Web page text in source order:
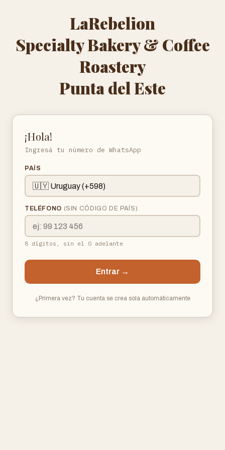
LaRebelion
Specialty Bakery & Coffee
Roastery
Punta del Este
¡Hola!
Ingresá tu número de WhatsApp
PAÍS
TELÉFONO (SIN CÓDIGO DE PAÍS)
8 dígitos, sin el 0 adelante
Entrar →
¿Primera vez? Tu cuenta se crea sola automáticamente